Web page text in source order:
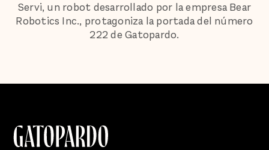
Servi, un robot desarrollado por la empresa Bear
Robotics Inc., protagoniza la portada del número
222 de Gatopardo.